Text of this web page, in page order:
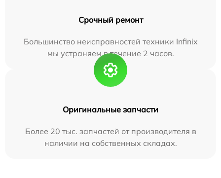
Срочный ремонт
Большинство неисправностей техники Infinix
мы устраняем в течение 2 часов.
Оригинальные запчасти
Более 20 тыс. запчастей от производителя в
наличии на собственных складах.